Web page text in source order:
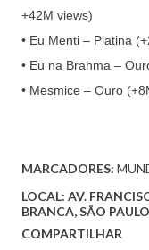
+42M views)
• Eu Menti – Platina
• Eu na Brahma –
• Mesmice – Ouro
MARCADORES:
LOCAL: AV.
BRANCA, SÃO
COMPARTILHAR